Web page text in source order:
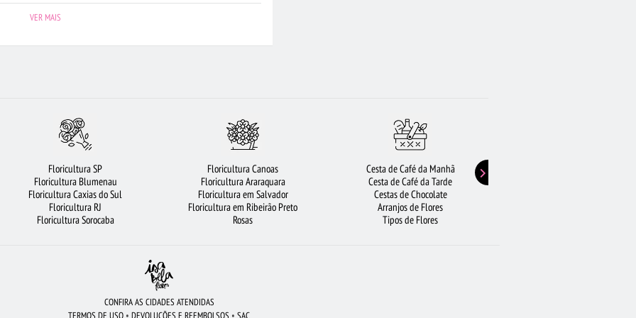
FLORICULTURA GOIÂNIA
FLORICULTURA JUNDIAÍ FLORES ROSAS
BUQUÊ DE 20 ROSAS VERMELHAS FLORICULTURA NITERÓI
ROSAS AMARELAS FLORICULTURA OSASCO
VER MAIS
Floricultura SP
Floricultura Blumenau
Floricultura Caxias do Sul
Floricultura RJ
Floricultura Sorocaba
Floricultura Canoas
Floricultura Araraquara
Floricultura em Salvador
Floricultura em Ribeirão Preto
Rosas
Cesta de Café da Manhã
Cesta de Café da Tarde
Cestas de Chocolate
Arranjos de Flores
Tipos de Flores
CONFIRA AS CIDADES ATENDIDAS
TERMOS DE USO • DEVOLUÇÕES E REEMBOLSOS • SAC